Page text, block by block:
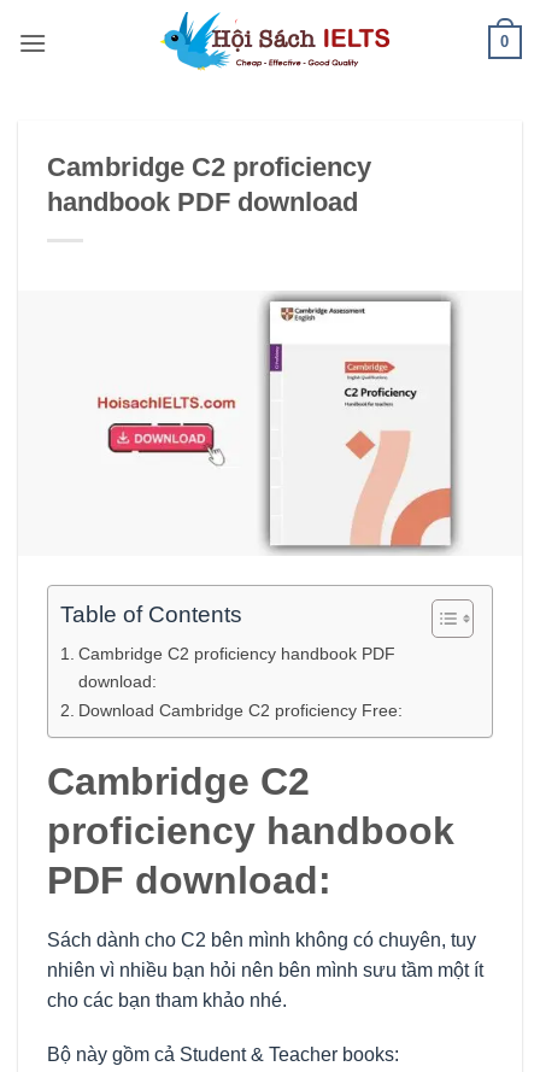
qua
0
Cambridge C2 proficiency
handbook PDF download
Table of Contents
Cambridge C2 proficiency handbook PDF
download:
Download Cambridge C2 proficiency Free:
Cambridge C2
proficiency handbook
PDF download:
Sách dành cho C2 bên mình không có chuyên, tuy
nhiên vì nhiều bạn hỏi nên bên mình sưu tầm một ít
cho các bạn tham khảo nhé.
Bộ này gồm cả Student & Teacher books: